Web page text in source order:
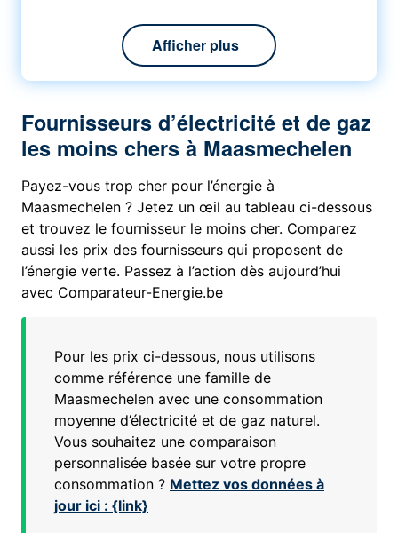
Afficher plus
Fournisseurs d’électricité et de gaz
les moins chers à Maasmechelen
Payez-vous trop cher pour l’énergie à
Maasmechelen ? Jetez un œil au tableau ci-dessous
et trouvez le fournisseur le moins cher. Comparez
aussi les prix des fournisseurs qui proposent de
l’énergie verte. Passez à l’action dès aujourd’hui
avec Comparateur-Energie.be
Pour les prix ci-dessous, nous utilisons
comme référence une famille de
Maasmechelen avec une consommation
moyenne d’électricité et de gaz naturel.
Vous souhaitez une comparaison
personnalisée basée sur votre propre
consommation ? Mettez vos données à
jour ici : {link}